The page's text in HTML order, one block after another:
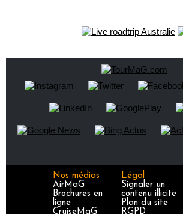
Nos médias
AirMaG
Brochures en
ligne
CruiseMaG
Légal
Signaler un
contenu illicite
Plan du site
RGPD